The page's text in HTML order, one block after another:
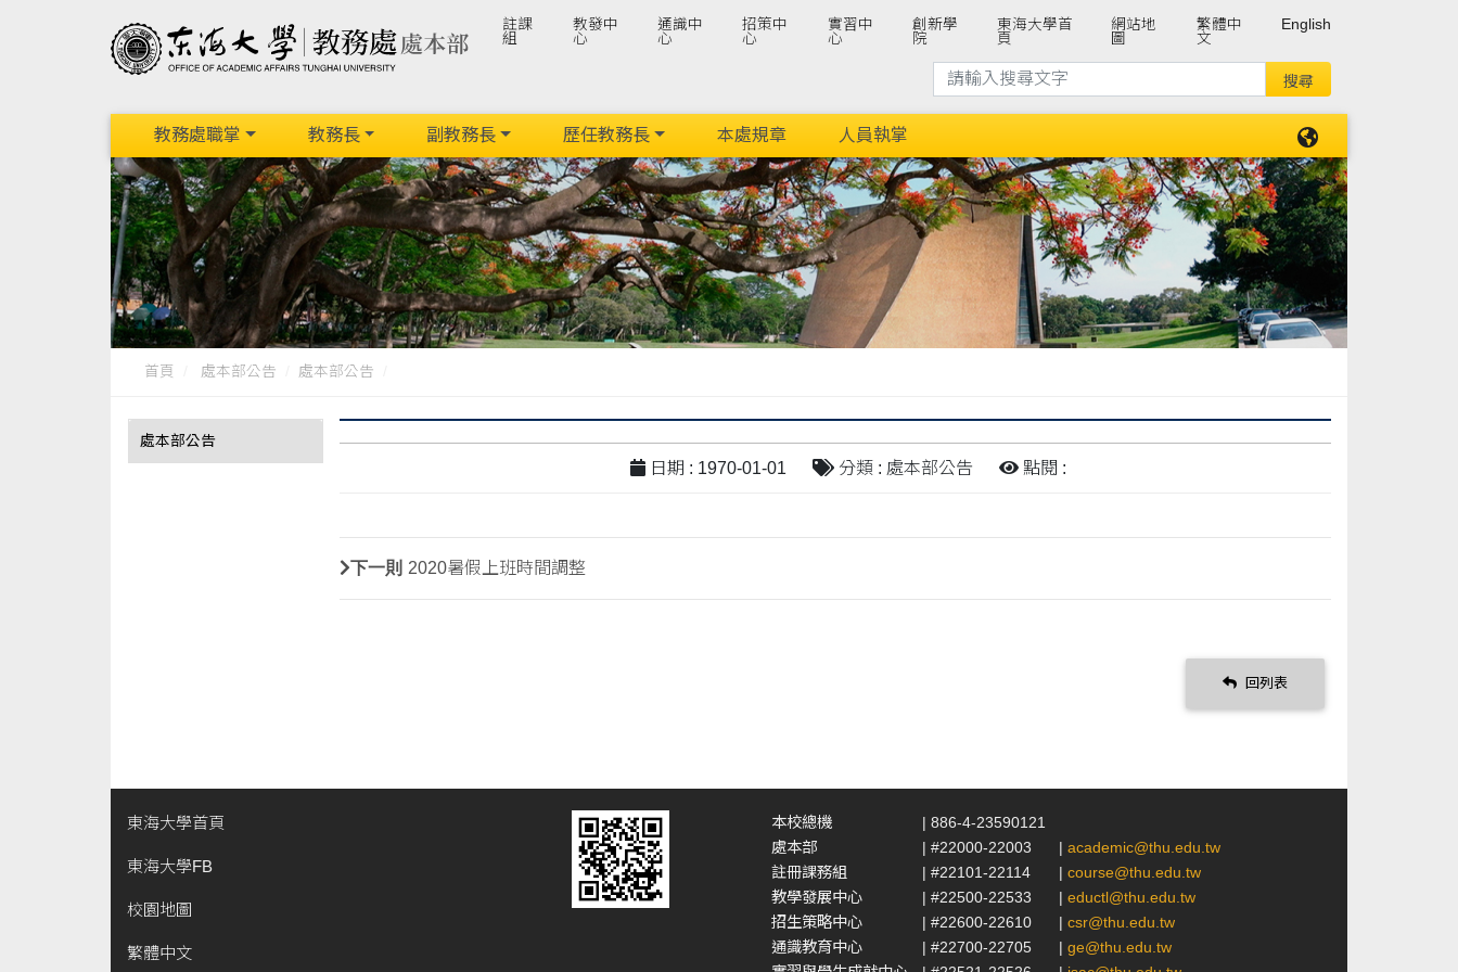
註課
組
教發中
心
通識中
心
招策中
心
實習中
心
創新學
院
東海大學首
頁
網站地
圖
繁體中
文
English
教務處職掌 教務長 副教務長 歷任教務長 本處規章 人員執掌
首頁 處本部公告 處本部公告
處本部公告
日期 : 1970-01-01 分類 : 處本部公告 點閱 :
下一則 2020暑假上班時間調整
回列表
東海大學首頁
東海大學FB
校園地圖
繁體中文
本校總機
| 886-4-23590121
處本部
| #22000-22003 | academic@thu.edu.tw
註冊課務組
| #22101-22114 | course@thu.edu.tw
教學發展中心
| #22500-22533 | eductl@thu.edu.tw
招生策略中心
| #22600-22610 | csr@thu.edu.tw
通識教育中心
| #22700-22705 | ge@thu.edu.tw